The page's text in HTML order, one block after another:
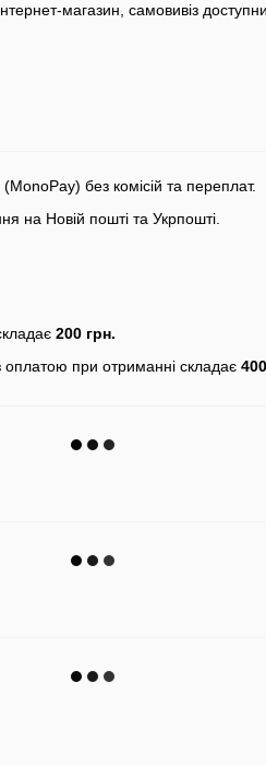
магазин, самовивіз
без комісій та переплат.
на Новій пошті та Укрпошті.
200 грн.
при отриманні складає